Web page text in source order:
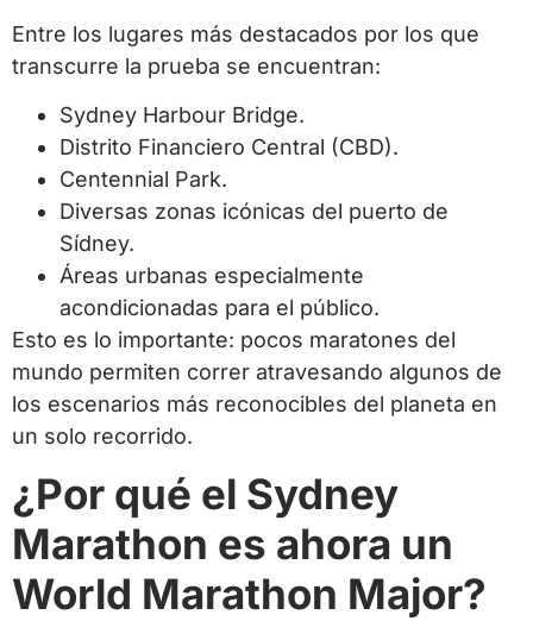
Entre los lugares más destacados por los que
transcurre la prueba se encuentran:
Sydney Harbour Bridge.
Distrito Financiero Central (CBD).
Centennial Park.
Diversas zonas icónicas del puerto de
Sídney.
Áreas urbanas especialmente
acondicionadas para el público.
Esto es lo importante: pocos maratones del
mundo permiten correr atravesando algunos de
los escenarios más reconocibles del planeta en
un solo recorrido.
¿Por qué el Sydney
Marathon es ahora un
World Marathon Major?